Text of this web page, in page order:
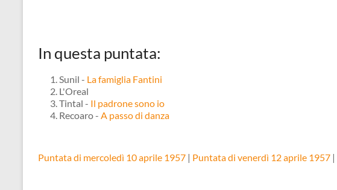
In questa puntata:
Sunil - La famiglia Fantini
L'Oreal
Tintal - Il padrone sono io
Recoaro - A passo di danza
Puntata di mercoledì 10 aprile 1957 | Puntata di venerdì 12 aprile 1957 |